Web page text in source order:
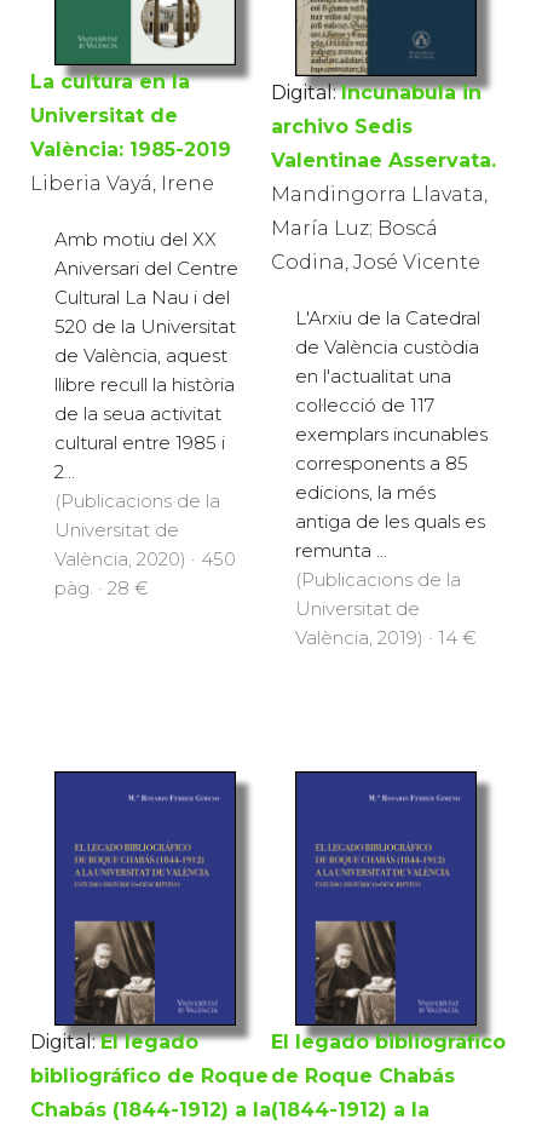
La cultura en la
Universitat de
València: 1985-2019
Liberia Vayá, Irene
Amb motiu del XX
Aniversari del Centre
Cultural La Nau i del
520 de la Universitat
de València, aquest
llibre recull la història
de la seua activitat
cultural entre 1985 i
2...
(Publicacions de la
Universitat de
València, 2020) · 450
pàg. · 28 €
Digital: Incunabula in
archivo Sedis
Valentinae Asservata.
Mandingorra Llavata,
María Luz; Boscá
Codina, José Vicente
L'Arxiu de la Catedral
de València custòdia
en l'actualitat una
col·lecció de 117
exemplars incunables
corresponents a 85
edicions, la més
antiga de les quals es
remunta ...
(Publicacions de la
Universitat de
València, 2019) · 14 €
Digital: El legado
bibliográfico de Roque
Chabás (1844-1912) a la
El legado bibliográfico
de Roque Chabás
(1844-1912) a la